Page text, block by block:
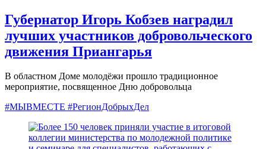
Губернатор Игорь Кобзев наградил
лучших участников добровольческого
движения Приангарья
В областном Доме молодёжи прошло традиционное
мероприятие, посвященное Дню добровольца
#МЫВМЕСТЕ #РегионДобрыхДел